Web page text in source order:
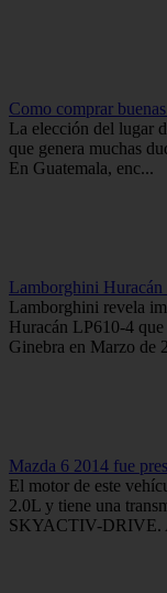
Como comprar
La elección del lugar
que genera muchas
En Guatemala, enc...
Lamborghini Huracán
Lamborghini revela
Huracán LP610-4
Ginebra en Marzo de
Mazda 6 2014 fue
El motor de este
2.0L y tiene una
SKYACTIV-DRIVE.